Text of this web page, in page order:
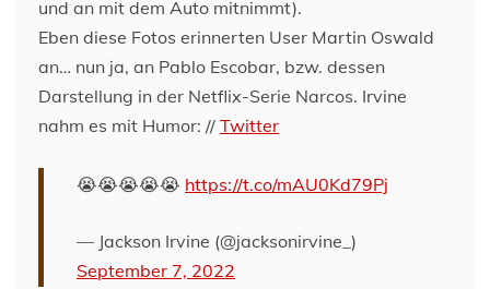
und an mit dem Auto mitnimmt).
Eben diese Fotos erinnerten User Martin Oswald
an… nun ja, an Pablo Escobar, bzw. dessen
Darstellung in der Netflix-Serie Narcos. Irvine
nahm es mit Humor: // Twitter
😭😭😭😭😭 https://t.co/mAU0Kd79Pj
— Jackson Irvine (@jacksonirvine_)
September 7, 2022